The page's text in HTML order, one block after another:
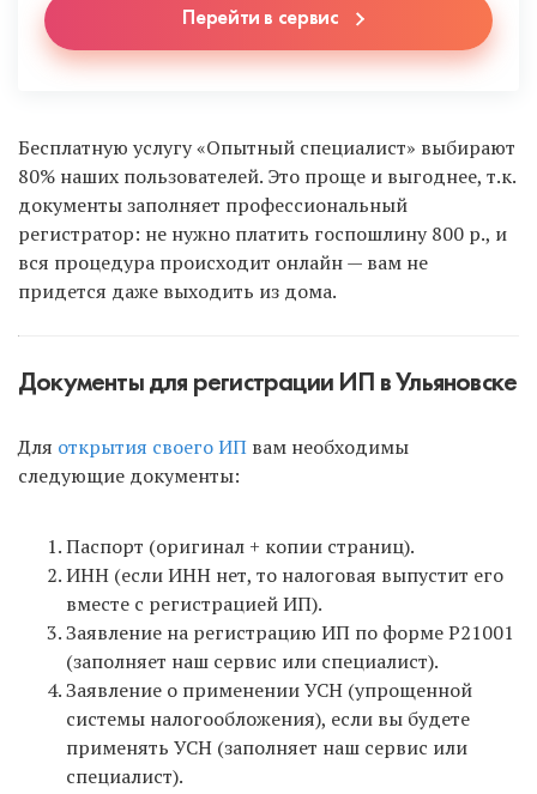
Перейти в сервис
Бесплатную услугу «Опытный специалист» выбирают
80% наших пользователей. Это проще и выгоднее, т.к.
документы заполняет профессиональный
регистратор: не нужно платить госпошлину 800 р., и
вся процедура происходит онлайн — вам не
придется даже выходить из дома.
Документы для регистрации ИП в Ульяновске
Для открытия своего ИП вам необходимы
следующие документы:
Паспорт (оригинал + копии страниц).
ИНН (если ИНН нет, то налоговая выпустит его
вместе с регистрацией ИП).
Заявление на регистрацию ИП по форме Р21001
(заполняет наш сервис или специалист).
Заявление о применении УСН (упрощенной
системы налогообложения), если вы будете
применять УСН (заполняет наш сервис или
специалист).